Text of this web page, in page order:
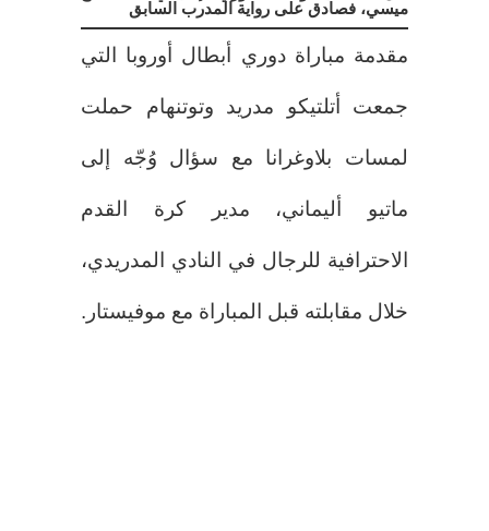
ميسي، فصادق على رواية المدرب السابق
مقدمة مباراة دوري أبطال أوروبا التي
جمعت أتلتيكو مدريد وتوتنهام حملت
لمسات بلاوغرانا مع سؤال وُجّه إلى
ماتيو أليماني، مدير كرة القدم
الاحترافية للرجال في النادي المدريدي،
خلال مقابلته قبل المباراة مع موفيستار.